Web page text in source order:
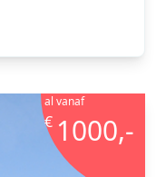
al vanaf
€ 1000,-